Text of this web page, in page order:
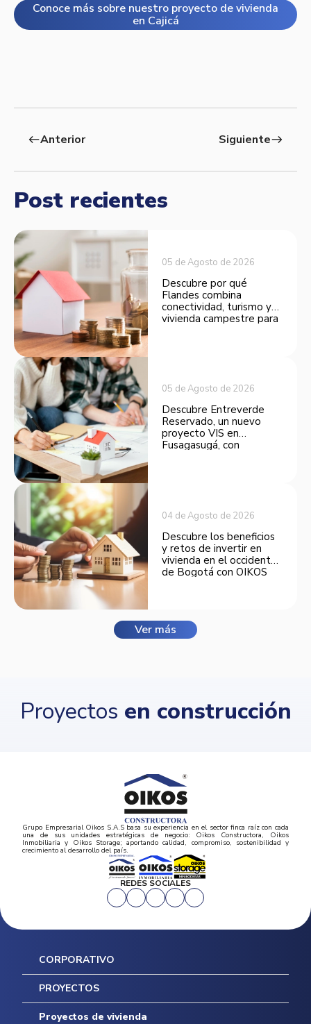
Conoce más sobre nuestro proyecto de vivienda
en Cajicá
westAnterior Siguienteeast
Post recientes
05 de Agosto de 2026
Descubre por qué
Flandes combina
conectividad, turismo y
vivienda campestre para
05 de Agosto de 2026
Descubre Entreverde
Reservado, un nuevo
proyecto VIS en
Fusagasugá, con
04 de Agosto de 2026
Descubre los beneficios
y retos de invertir en
vivienda en el occidente
de Bogotá con OIKOS
Ver más
Proyectos en construcción
Grupo Empresarial Oikos S.A.S basa su experiencia en el sector finca raíz con cada
una de sus unidades estratégicas de negocio: Oikos Constructora, Oikos
Inmobiliaria y Oikos Storage; aportando calidad, compromiso, sostenibilidad y
crecimiento al desarrollo del país.
REDES SOCIALES
CORPORATIVO
Inicio
Mapa del sitio
Postventas
PROYECTOS
Proyectos de vivienda